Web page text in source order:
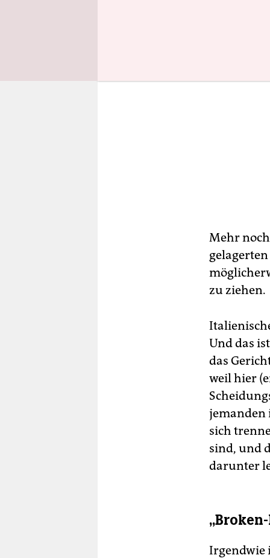
Mehr
zu ziehen.
Und das
das
weil hier
jemanden
sich
sind, und
darunter
Irgendwie